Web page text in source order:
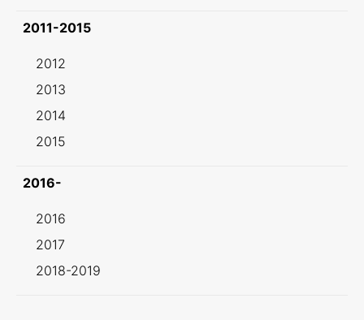
2011-2015
2012
2013
2014
2015
2016-
2016
2017
2018-2019